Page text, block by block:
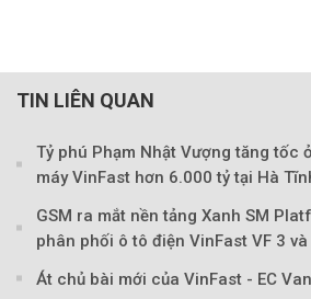
TIN LIÊN QUAN
Tỷ phú Phạm Nhật Vượng tăng tốc
máy VinFast hơn 6.000 tỷ tại Hà
GSM ra mắt nền tảng Xanh SM
phân phối ô tô điện VinFast VF 3 và
Át chủ bài mới của VinFast - EC